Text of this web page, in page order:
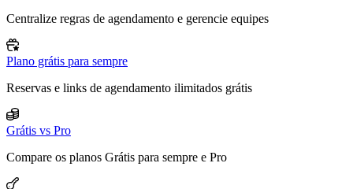
Centralize regras de agendamento e gerencie equipes
Plano grátis para sempre
Reservas e links de agendamento ilimitados grátis
Grátis vs Pro
Compare os planos Grátis para sempre e Pro